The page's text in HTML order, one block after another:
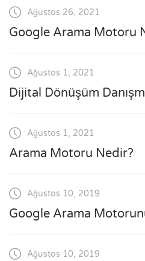
Ağustos 26, 2021
Google Arama Motoru
Ağustos 1, 2021
Dijital Dönüşüm
Ağustos 1, 2021
Arama Motoru Nedir?
Ağustos 10, 2019
Google Arama
Ağustos 10, 2019